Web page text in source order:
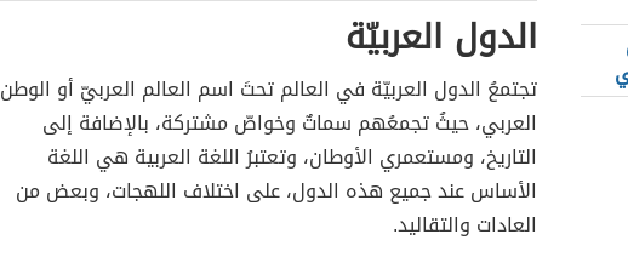
الدول العربيّة
تجتمعُ الدول العربيّة في العالم تحتَ اسم العالم العربيّ أو الوطن
العربي، حيثُ تجمعُهم سماتٌ وخواصّ مشتركة، بالإضافة إلى
التاريخ، ومستعمري الأوطان، وتعتبرُ اللغة العربية هي اللغة
الأساس عند جميع هذه الدول، على اختلاف اللهجات، وبعض من
العادات والتقاليد.